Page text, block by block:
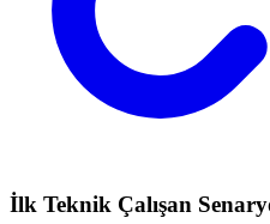
İlk Teknik Çalışan